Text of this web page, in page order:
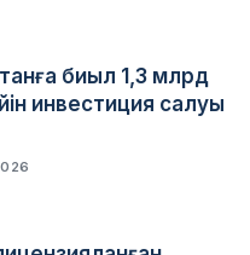
биыл 1,3 млрд
инвестиция салуы